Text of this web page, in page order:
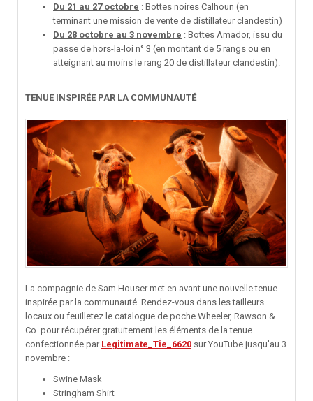
Du 21 au 27 octobre : Bottes noires Calhoun (en
terminant une mission de vente de distillateur clandestin)
Du 28 octobre au 3 novembre : Bottes Amador, issu du
passe de hors-la-loi n° 3 (en montant de 5 rangs ou en
atteignant au moins le rang 20 de distillateur clandestin).
TENUE INSPIRÉE PAR LA COMMUNAUTÉ
La compagnie de Sam Houser met en avant une nouvelle tenue
inspirée par la communauté. Rendez-vous dans les tailleurs
locaux ou feuilletez le catalogue de poche Wheeler, Rawson &
Co. pour récupérer gratuitement les éléments de la tenue
confectionnée par Legitimate_Tie_6620 sur YouTube jusqu'au 3
novembre :
Swine Mask
Stringham Shirt